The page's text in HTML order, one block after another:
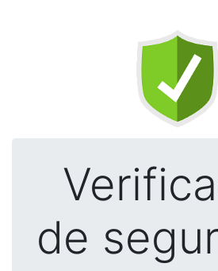
de